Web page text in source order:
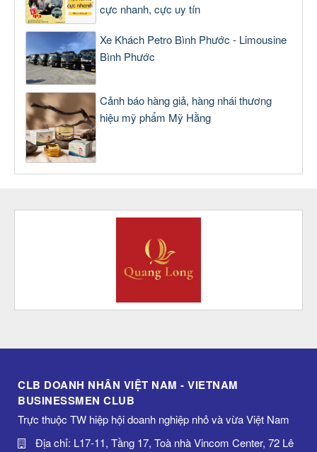
cực nhanh, cực uy tín
Xe Khách Petro Bình Phước - Limousine
Bình Phước
Cảnh báo hàng giả, hàng nhái thương
hiệu mỹ phẩm Mỹ Hằng
CLB DOANH NHÂN VIỆT NAM - VIETNAM
BUSINESSMEN CLUB
Trực thuộc TW hiệp hội doanh nghiệp nhỏ và vừa Việt Nam
Địa chỉ: L17-11, Tầng 17, Toà nhà Vincom Center, 72 Lê